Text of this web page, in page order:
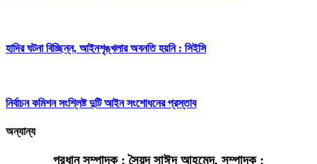
হাদির ঘটনা বিচ্ছিন্ন, আইনশৃঙ্খলার অবনতি হয়নি : সিইসি
নির্বাচন কমিশন সংশ্লিষ্ট দুটি আইন সংশোধনের প্রস্তাব
অন্যান্য
প্রধান সম্পাদক : সৈয়দ সাঈদ আহমেদ, সম্পাদক :